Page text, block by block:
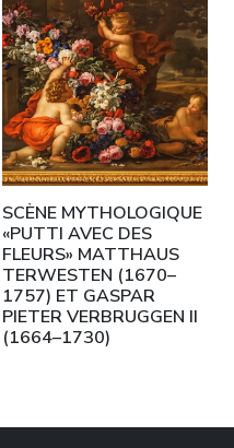
SCÈNE MYTHOLOGIQUE
«PUTTI AVEC DES
FLEURS» MATTHAUS
TERWESTEN (1670–
1757) ET GASPAR
PIETER VERBRUGGEN II
(1664–1730)